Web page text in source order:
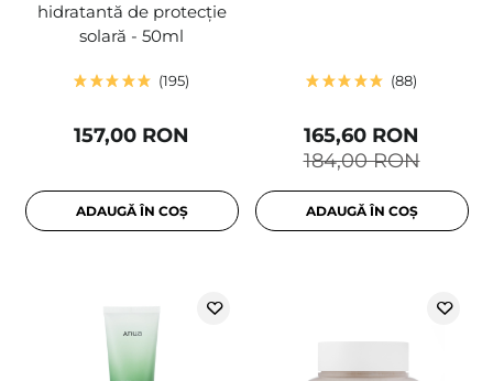
hidratantă de protecție
solară - 50ml
195
157,00 RON
ADAUGĂ ÎN COȘ
88
184,00 RON
165,60 RON
ADAUGĂ ÎN COȘ